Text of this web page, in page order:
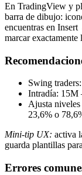
En TradingView y
barra de dibujo:
encuentras en
marcar
Swing
Intradía: 15M
Ajusta
23,6% o
Mini-tip UX: activa
guarda plantillas
Errores